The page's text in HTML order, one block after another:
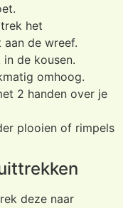
het
de wreef.
de kousen.
omhoog.
2 handen over je
plooien of rimpels
deze naar